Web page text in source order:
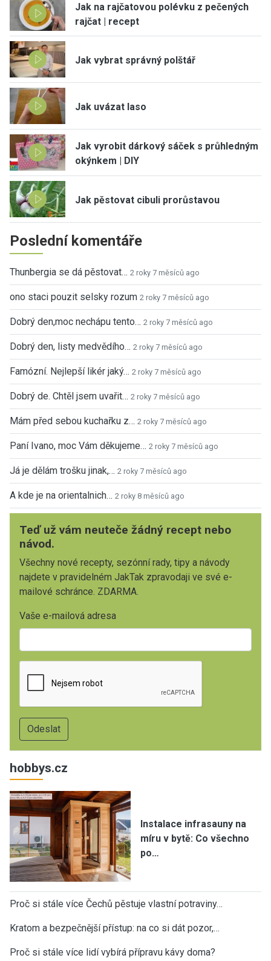
Jak na rajčatovou polévku z pečených
rajčat | recept
Jak vybrat správný polštář
Jak uvázat laso
Jak vyrobit dárkový sáček s průhledným
okýnkem | DIY
Jak pěstovat cibuli prorůstavou
Poslední komentáře
Thunbergia se dá pěstovat… 2 roky 7 měsíců ago
ono staci pouzit selsky rozum 2 roky 7 měsíců ago
Dobrý den,moc nechápu tento… 2 roky 7 měsíců ago
Dobrý den, listy medvědího… 2 roky 7 měsíců ago
Famózní. Nejlepší likér jaký… 2 roky 7 měsíců ago
Dobrý de. Chtěl jsem uvařit… 2 roky 7 měsíců ago
Mám před sebou kuchařku z… 2 roky 7 měsíců ago
Paní Ivano, moc Vám děkujeme… 2 roky 7 měsíců ago
Já je dělám trošku jinak,… 2 roky 7 měsíců ago
A kde je na orientalnich… 2 roky 8 měsíců ago
Teď už vám neuteče žádný recept nebo
návod.
Všechny nové recepty, sezónní rady, tipy a návody
najdete v pravidelném JakTak zpravodaji ve své e-
mailové schránce. ZDARMA.
Vaše e-mailová adresa
hobbys.cz
Instalace infrasauny na
míru v bytě: Co všechno
po…
Proč si stále více Čechů pěstuje vlastní potraviny…
Kratom a bezpečnější přístup: na co si dát pozor,…
Proč si stále více lidí vybírá přípravu kávy doma?